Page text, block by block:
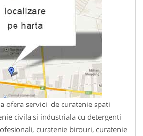
ofera servicii de curatenie spatii
civila si industriala cu detergenti
curatenie birouri, curatenie